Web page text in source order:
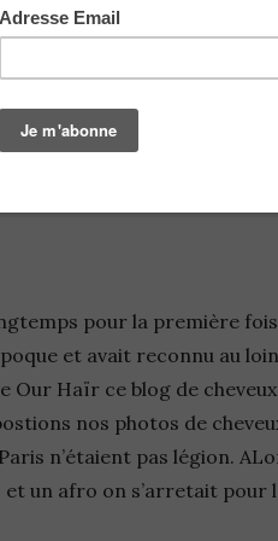
pour la première
et avait reconnu au
Our Haïr ce blog de
nos photos de
n’étaient pas légion.
et un afro on s’arretait pour